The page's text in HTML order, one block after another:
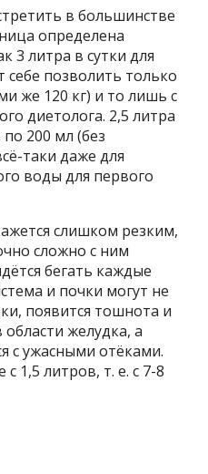
в большинстве
определена
3 литра в сутки для
себе позволить только
же 120 кг) и то лишь с
диетолога. 2,5 литра
200 мл (без
таки даже для
воды для первого
слишком резким,
сложно с ним
бегать каждые
и почки могут не
появится тошнота и
желудка, а
с ужасными отёками.
1,5 литров, т. е. с 7-8